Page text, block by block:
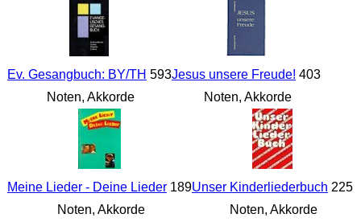
Ev. Gesangbuch: BY/TH 593
Noten, Akkorde
Jesus unsere Freude! 403
Noten, Akkorde
Meine Lieder - Deine Lieder189
Noten, Akkorde
Unser Kinderliederbuch 225
Noten, Akkorde